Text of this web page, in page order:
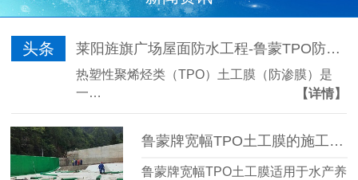
头条 莱阳旌旗广场屋面防水工程-鲁蒙TPO防水卷材
热塑性聚烯烃类（TPO）土工膜（防渗膜）是
一…
【详情】
鲁蒙牌宽幅TPO土工膜的施工保证措施
鲁蒙牌宽幅TPO土工膜适用于水产养